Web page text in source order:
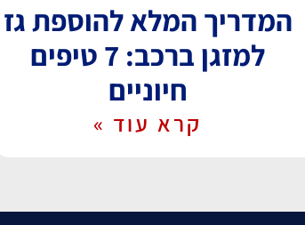
המדריך המלא להוספת גז
למזגן ברכב: 7 טיפים
חיוניים
קרא עוד »